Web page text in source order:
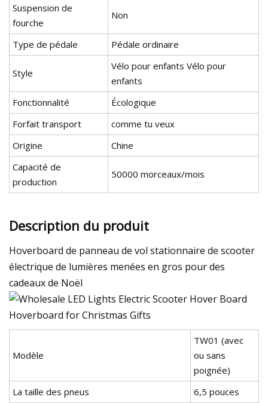
Suspension de
fourche
Non
Type de pédale Pédale ordinaire
Style
Vélo pour enfants Vélo pour
enfants
Fonctionnalité
Écologique
Forfait transport
comme tu veux
Origine
Chine
Capacité de
production
50000 morceaux/mois
Description du produit
Hoverboard de panneau de vol stationnaire de scooter
électrique de lumières menées en gros pour des
cadeaux de Noël
Modèle
TW01 (avec
ou sans
poignée)
La taille des pneus
6,5 pouces